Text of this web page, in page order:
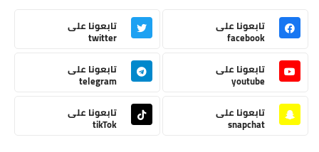
تابعونا على
facebook
تابعونا على
twitter
تابعونا على
youtube
تابعونا على
telegram
تابعونا على
snapchat
تابعونا على
tikTok